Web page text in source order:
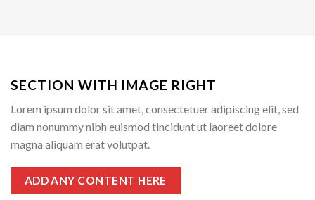
SECTION WITH IMAGE RIGHT
Lorem ipsum dolor sit amet, consectetuer adipiscing elit, sed
diam nonummy nibh euismod tincidunt ut laoreet dolore
magna aliquam erat volutpat.
ADD ANY CONTENT HERE